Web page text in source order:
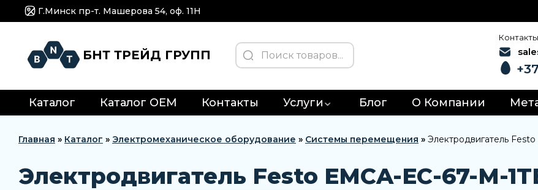
Г.Минск пр-т. Машерова 54, оф. 11H
БНТ ТРЕЙД ГРУПП
Каталог Каталог OEM Контакты Услуги Блог О Компании
Главная » Каталог » Электромеханическое оборудование » Системы перемещения » Электродвигатель
Электродвигатель Festo EMCA-EC-67-M-